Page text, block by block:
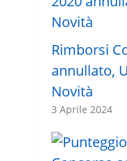
Rimborsi
annullato,
Novità
3 Aprile 2024